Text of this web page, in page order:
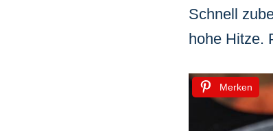
Schnell
hohe Hitze.
Merken